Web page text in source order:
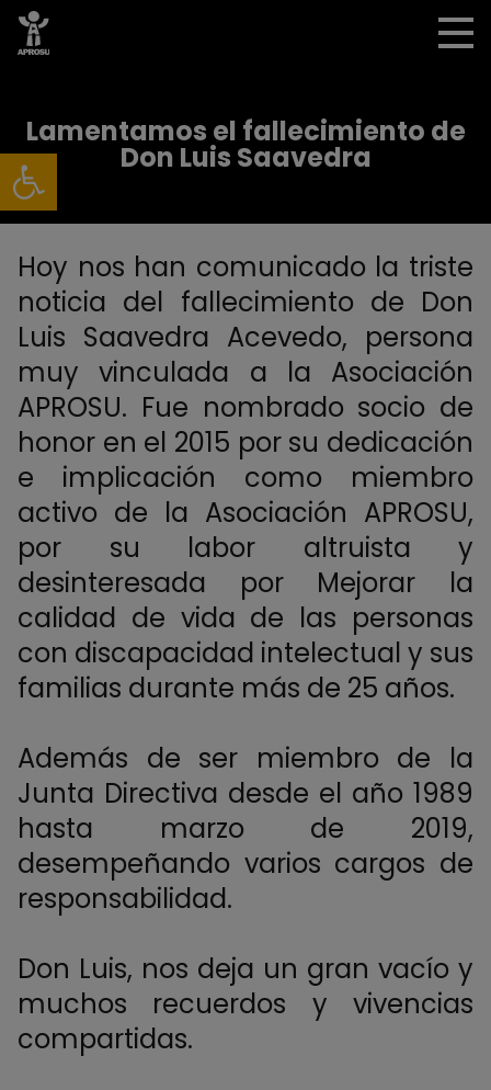
Abrir barra de herramientas
Lamentamos el fallecimiento de
Don Luis Saavedra
Hoy nos han comunicado la triste
noticia del fallecimiento de Don
Luis Saavedra Acevedo, persona
muy vinculada a la Asociación
APROSU. Fue nombrado socio de
honor en el 2015 por su dedicación
e implicación como miembro
activo de la Asociación APROSU,
por su labor altruista y
desinteresada por Mejorar la
calidad de vida de las personas
con discapacidad intelectual y sus
familias durante más de 25 años.
Además de ser miembro de la
Junta Directiva desde el año 1989
hasta marzo de 2019,
desempeñando varios cargos de
responsabilidad.
Don Luis, nos deja un gran vacío y
muchos recuerdos y vivencias
compartidas.